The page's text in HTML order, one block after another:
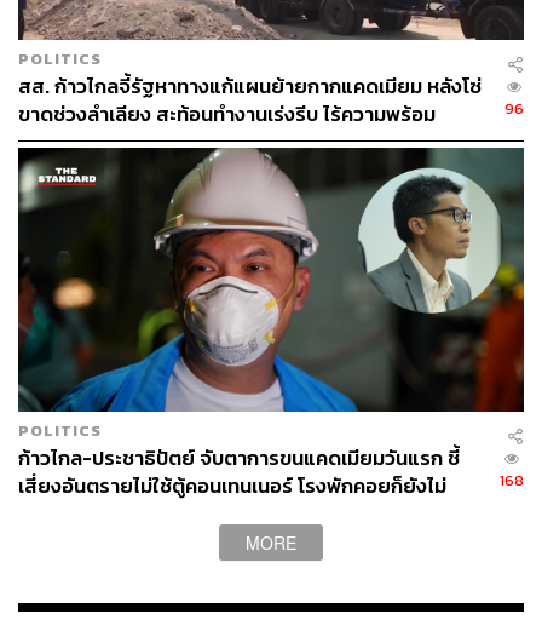
POLITICS
สส. ก้าวไกลจี้รัฐหาทางแก้แผนย้ายกากแคดเมียม หลังโซ่
ขาดช่วงลำเลียง สะท้อนทำงานเร่งรีบ ไร้ความพร้อม
96
POLITICS
ก้าวไกล-ประชาธิปัตย์ จับตาการขนแคดเมียมวันแรก ชี้
เสี่ยงอันตรายไม่ใช้ตู้คอนเทนเนอร์ โรงพักคอยก็ยังไม่
168
MORE